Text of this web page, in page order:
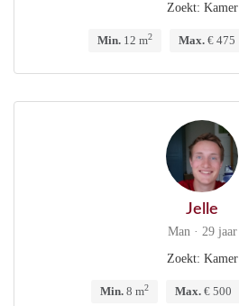
Zoekt: Kamer
Min.12 m2 Max.€ 475
Jelle
Man · 29 jaar
Zoekt: Kamer
Min. 8 m2 Max. € 500